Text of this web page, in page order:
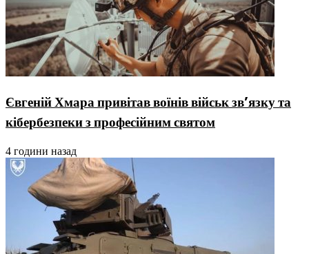
Євгеній Хмара привітав воїнів військ зв’язку та
кібербезпеки з професійним святом
4 години назад